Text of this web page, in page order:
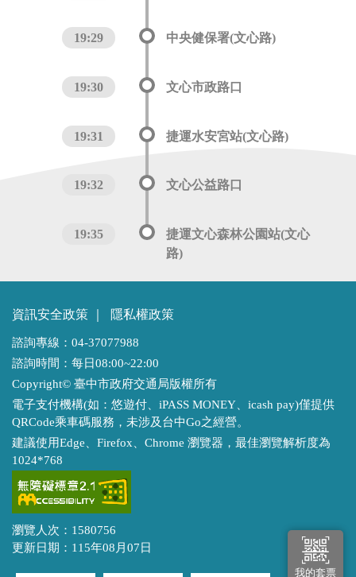
19:29 中央健保署(文心路)
19:30 文心市政路口
19:31 捷運水安宮站(文心路)
19:32 文心公益路口
19:35
捷運文心森林公園站(文心
路)
資訊安全政策 隱私權政策
諮詢專線：04-37077988
諮詢時間：每日08:00~22:00
Copyright© 臺中市政府交通局版權所有
電子支付機構(如：悠遊付、iPASS MONEY、icash pay)僅提供
QRCode乘車碼服務，未涉及台中Go之經營。
建議使用Edge、Firefox、Chrome 瀏覽器，最佳瀏覽解析度為
1024*768
瀏覽人次：1580756
更新日期：115年08月07日
我的套票